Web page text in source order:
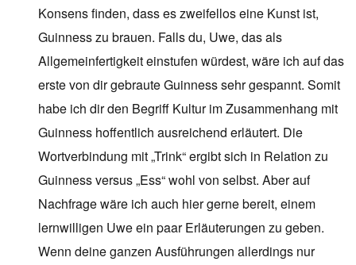
Konsens finden, dass es zweifellos eine Kunst ist,
Guinness zu brauen. Falls du, Uwe, das als
Allgemeinfertigkeit einstufen würdest, wäre ich auf das
erste von dir gebraute Guinness sehr gespannt. Somit
habe ich dir den Begriff Kultur im Zusammenhang mit
Guinness hoffentlich ausreichend erläutert. Die
Wortverbindung mit „Trink“ ergibt sich in Relation zu
Guinness versus „Ess“ wohl von selbst. Aber auf
Nachfrage wäre ich auch hier gerne bereit, einem
lernwilligen Uwe ein paar Erläuterungen zu geben.
Wenn deine ganzen Ausführungen allerdings nur